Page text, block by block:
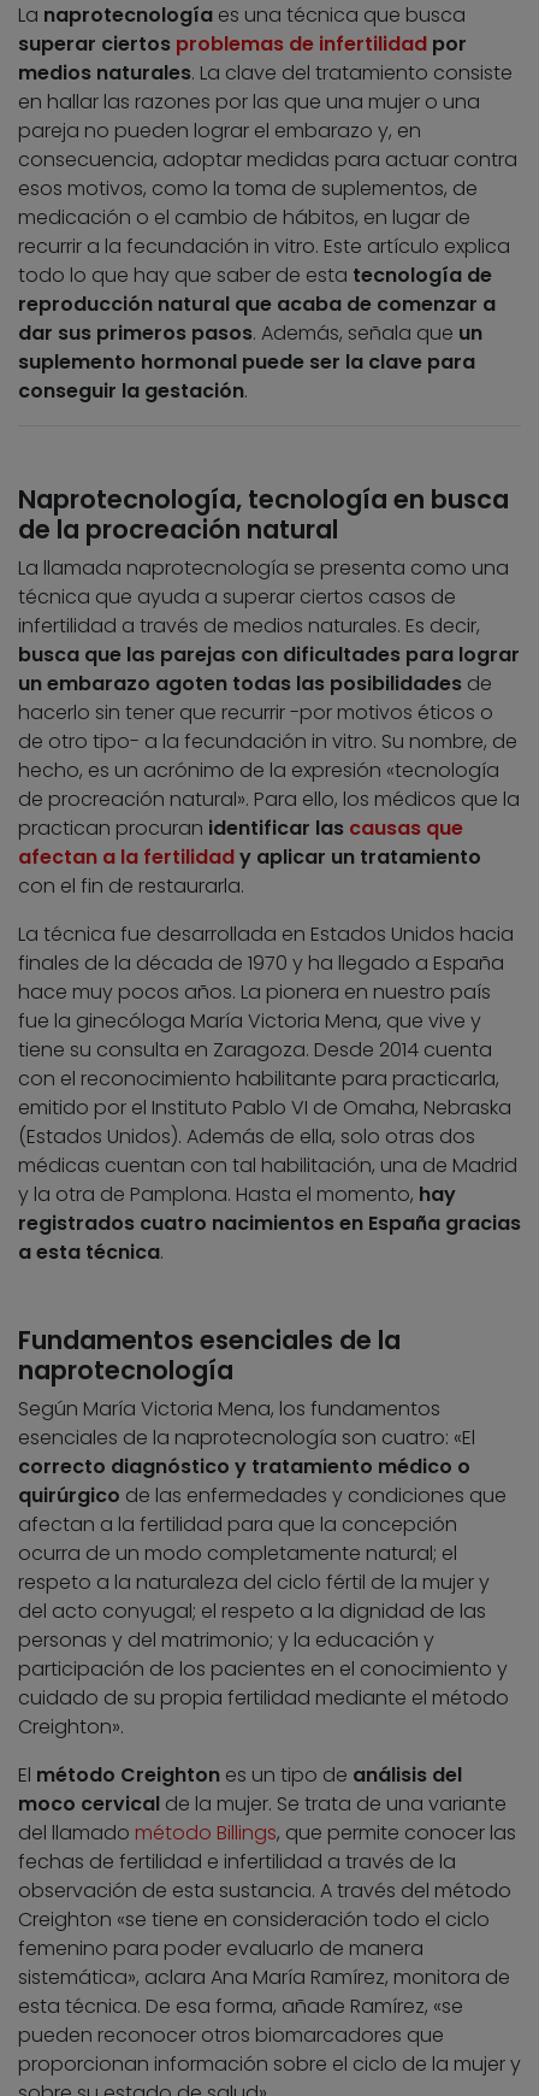
La naprotecnología es una técnica que busca
superar ciertos problemas de infertilidad por
medios naturales. La clave del tratamiento consiste
en hallar las razones por las que una mujer o una
pareja no pueden lograr el embarazo y, en
consecuencia, adoptar medidas para actuar contra
esos motivos, como la toma de suplementos, de
medicación o el cambio de hábitos, en lugar de
recurrir a la fecundación in vitro. Este artículo explica
todo lo que hay que saber de esta tecnología de
reproducción natural que acaba de comenzar a
dar sus primeros pasos. Además, señala que un
suplemento hormonal puede ser la clave para
conseguir la gestación.
Naprotecnología, tecnología en busca
de la procreación natural
La llamada naprotecnología se presenta como una
técnica que ayuda a superar ciertos casos de
infertilidad a través de medios naturales. Es decir,
busca que las parejas con dificultades para lograr
un embarazo agoten todas las posibilidades de
hacerlo sin tener que recurrir -por motivos éticos o
de otro tipo- a la fecundación in vitro. Su nombre, de
hecho, es un acrónimo de la expresión «tecnología
de procreación natural». Para ello, los médicos que la
practican procuran identificar las causas que
afectan a la fertilidady aplicar un tratamiento
con el fin de restaurarla.
La técnica fue desarrollada en Estados Unidos hacia
finales de la década de 1970 y ha llegado a España
hace muy pocos años. La pionera en nuestro país
fue la ginecóloga María Victoria Mena, que vive y
tiene su consulta en Zaragoza. Desde 2014 cuenta
con el reconocimiento habilitante para practicarla,
emitido por el Instituto Pablo VI de Omaha, Nebraska
(Estados Unidos). Además de ella, solo otras dos
médicas cuentan con tal habilitación, una de Madrid
y la otra de Pamplona. Hasta el momento, hay
registrados cuatro nacimientos en España gracias
a esta técnica.
Fundamentos esenciales de la
naprotecnología
Según María Victoria Mena, los fundamentos
esenciales de la naprotecnología son cuatro: «El
correcto diagnóstico y tratamiento médico o
quirúrgico de las enfermedades y condiciones que
afectan a la fertilidad para que la concepción
ocurra de un modo completamente natural; el
respeto a la naturaleza del ciclo fértil de la mujer y
del acto conyugal; el respeto a la dignidad de las
personas y del matrimonio; y la educación y
participación de los pacientes en el conocimiento y
cuidado de su propia fertilidad mediante el método
Creighton».
El método Creighton es un tipo de análisis del
moco cervical de la mujer. Se trata de una variante
del llamado método Billings, que permite conocer las
fechas de fertilidad e infertilidad a través de la
observación de esta sustancia. A través del método
Creighton «se tiene en consideración todo el ciclo
femenino para poder evaluarlo de manera
sistemática», aclara Ana María Ramírez, monitora de
esta técnica. De esa forma, añade Ramírez, «se
pueden reconocer otros biomarcadores que
proporcionan información sobre el ciclo de la mujer y